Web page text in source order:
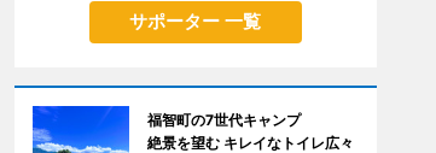
サポーター 一覧
福智町の7世代キャンプ
絶景を望む キレイなトイレ広々